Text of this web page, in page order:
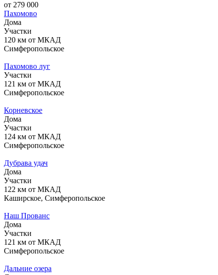
от 279 000
Пахомово
Дома
Участки
120 км от МКАД
Симферопольское
Пахомово луг
Участки
121 км от МКАД
Симферопольское
Корневское
Дома
Участки
124 км от МКАД
Симферопольское
Дубрава удач
Дома
Участки
122 км от МКАД
Каширское, Симферопольское
Наш Прованс
Дома
Участки
121 км от МКАД
Симферопольское
Дальние озера